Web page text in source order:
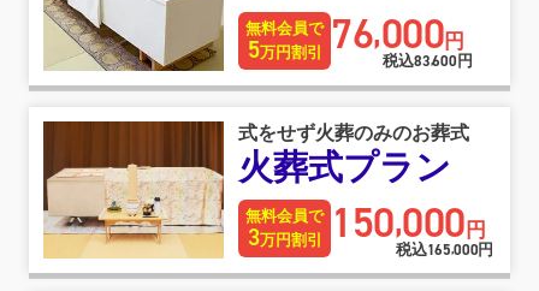
無料会員で
5万円割引 76,000円
税込83,600 円
式をせず火葬のみのお葬式
火葬式プラン
無料会員で
3万円割引 150,000 円
税込165,000円